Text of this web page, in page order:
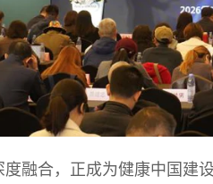
融合，正成为健康中国建